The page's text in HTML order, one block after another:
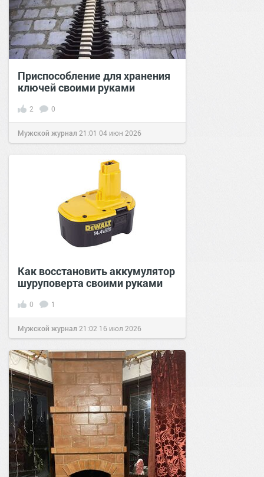
Приспособление для хранения
ключей своими руками
2 0
Мужской журнал 21:01 04 июн 2026
Как восстановить аккумулятор
шуруповерта своими руками
0 1
Мужской журнал 21:02 16 июл 2026